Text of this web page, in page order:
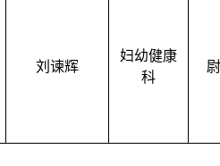
刘谏辉
妇幼健康
科